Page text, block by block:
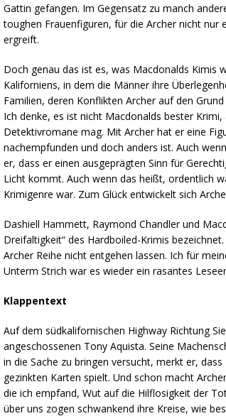
Gattin gefangen. Im Gegensatz zu manch
toughen Frauenfiguren, für die Archer nicht nur
ergreift.
Doch genau das ist es, was Macdonalds Kimis
Kaliforniens, in dem die Männer ihre
Familien, deren Konflikten Archer auf den Grund
Ich denke, es ist nicht Macdonalds bester
Detektivromane mag. Mit Archer hat er eine
nachempfunden und doch anders ist. Auch
er, dass er einen ausgeprägten Sinn für
Licht kommt. Auch wenn das heißt, ordentlich
Krimigenre war. Zum Glück entwickelt sich
Dashiell Hammett, Raymond Chandler und
Dreifaltigkeit“ des Hardboiled-Krimis
Archer Reihe nicht entgehen lassen. Ich für
Unterm Strich war es wieder ein rasantes
Klappentext
Auf dem südkalifornischen Highway Richtung
angeschossenen Tony Aquista. Seine
in die Sache zu bringen versucht, merkt er,
gezinkten Karten spielt. Und schon macht
die ich empfand, Wut auf die Hilflosigkeit der
über uns zogen schwankend ihre Kreise, wie